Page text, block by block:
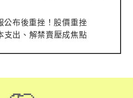
公布後重挫！股價重挫
支出、解禁賣壓成焦點